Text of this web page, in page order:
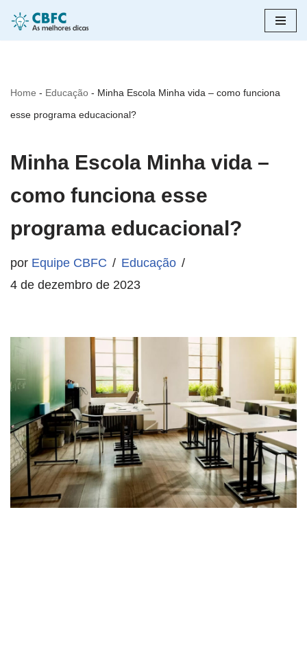
Pular
Home - Educação - Minha Escola Minha vida – como funciona
esse programa educacional?
Minha Escola Minha vida –
como funciona esse
programa educacional?
por Equipe CBFC
Educação
4 de dezembro de 2023